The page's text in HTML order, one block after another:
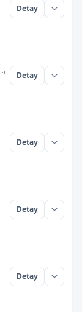
Detay
Detay
Detay
Detay
Detay